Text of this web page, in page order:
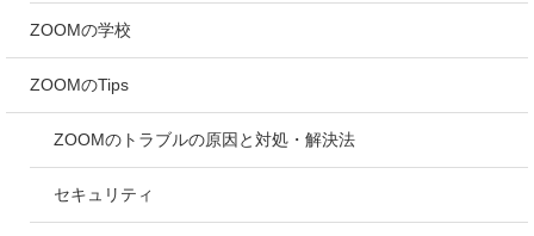
ZOOMの学校
ZOOMのTips
ZOOMのトラブルの原因と対処・解決法
セキュリティ